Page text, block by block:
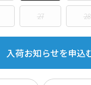
27 28
入荷お知らせを申込